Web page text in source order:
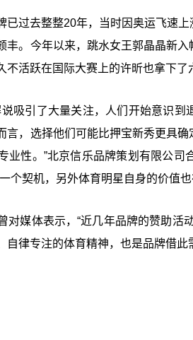
已过去整整20年，当时因奥运飞速
丰。今年以来，跳水女王郭晶晶新
活跃在国际大赛上的许昕也拿下了
吸引了大量关注，人们开始意识
言，选择他们可能比押宝新秀更具
业性。”北京信乐品牌策划有限公
个契机，另外体育明星自身的价值
对媒体表示，“近几年品牌的赞助活
律专注的体育精神，也是品牌借此